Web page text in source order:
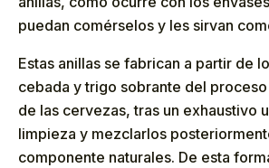
puedan comérselos y les sirvan
Estas anillas se fabrican a partir de
cebada y trigo sobrante del
de las cervezas, tras un exhaustivo
limpieza y mezclarlos
componente naturales. De esta